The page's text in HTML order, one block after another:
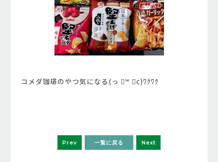
コメダ珈琲のやつ気になる(っ ॑꒳ ॑c)ﾜｸﾜｸ
Prev 一覧に戻る Next